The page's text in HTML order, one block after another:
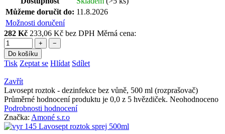
Můžeme doručit do: 11.8.2026
Možnosti doručení
282 Kč 233,06 Kč bez DPH Měrná cena:
+
−
Do košíku
Tisk Zeptat se Hlídat Sdílet
Zavřít
Lavosept roztok - dezinfekce bez vůně, 500 ml (rozprašovač)
Průměrné hodnocení produktu je 0,0 z 5 hvězdiček. Neohodnoceno
Podrobnosti hodnocení
Značka: Amoné s.r.o